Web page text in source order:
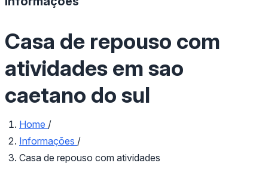
Casa de repouso com
atividades em sao
caetano do sul
Home /
Informações /
Casa de repouso com atividades